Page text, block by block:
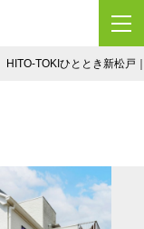
HITO-TOKIひととき新松戸